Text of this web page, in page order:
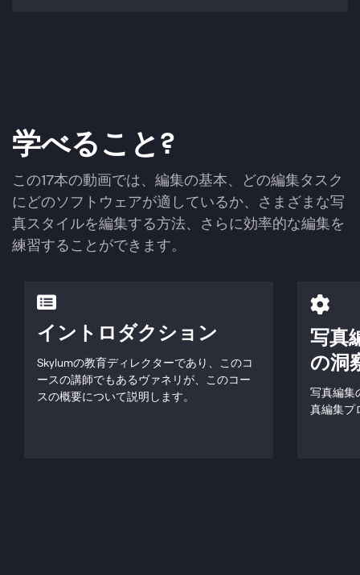
学べること?
この17本の動画では、編集の基本、どの編集タスク
にどのソフトウェアが適しているか、さまざまな写
真スタイルを編集する方法、さらに効率的な編集を
練習することができます。
イントロダクション
Skylumの教育ディレクターであり、このコ
ースの講師でもあるヴァネリが、このコー
スの概要について説明します。
写真
の洞
写真編集
真編集プ